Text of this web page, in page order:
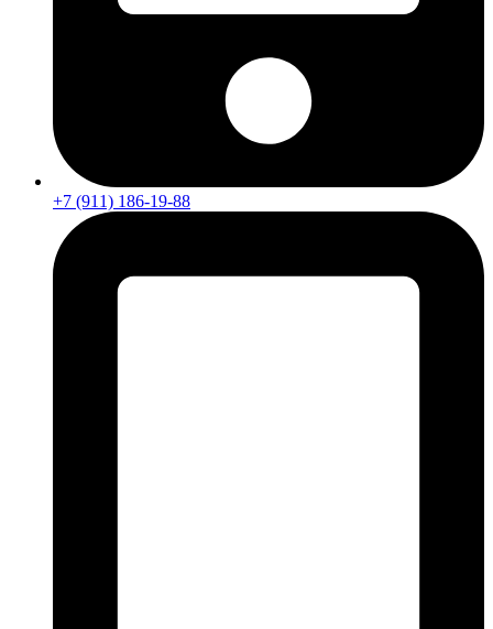
+7 (911) 186-19-88